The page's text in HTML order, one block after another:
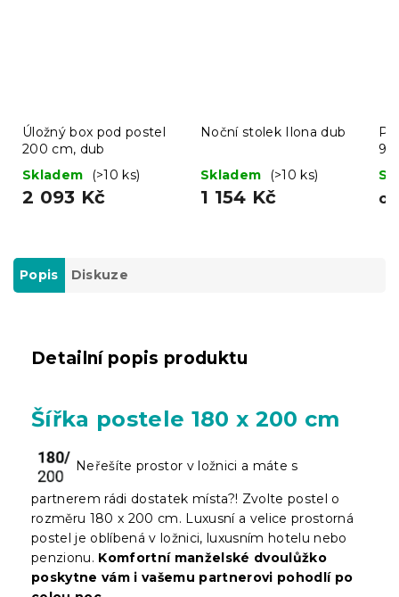
Úložný box pod postel
200 cm, dub
Skladem
(>10 ks)
2 093 Kč
Noční stolek Ilona dub
Skladem (>10 ks)
1 154 Kč od
Popis Diskuze
Detailní popis produktu
Šířka postele 180 x 200 cm
Neřešíte prostor v ložnici a máte s
partnerem rádi dostatek místa?! Zvolte postel o
rozměru 180 x 200 cm. Luxusní a velice prostorná
postel je oblíbená v ložnici, luxusním hotelu nebo
penzionu. Komfortní manželské dvoulůžko
poskytne vám i vašemu partnerovi pohodlí po